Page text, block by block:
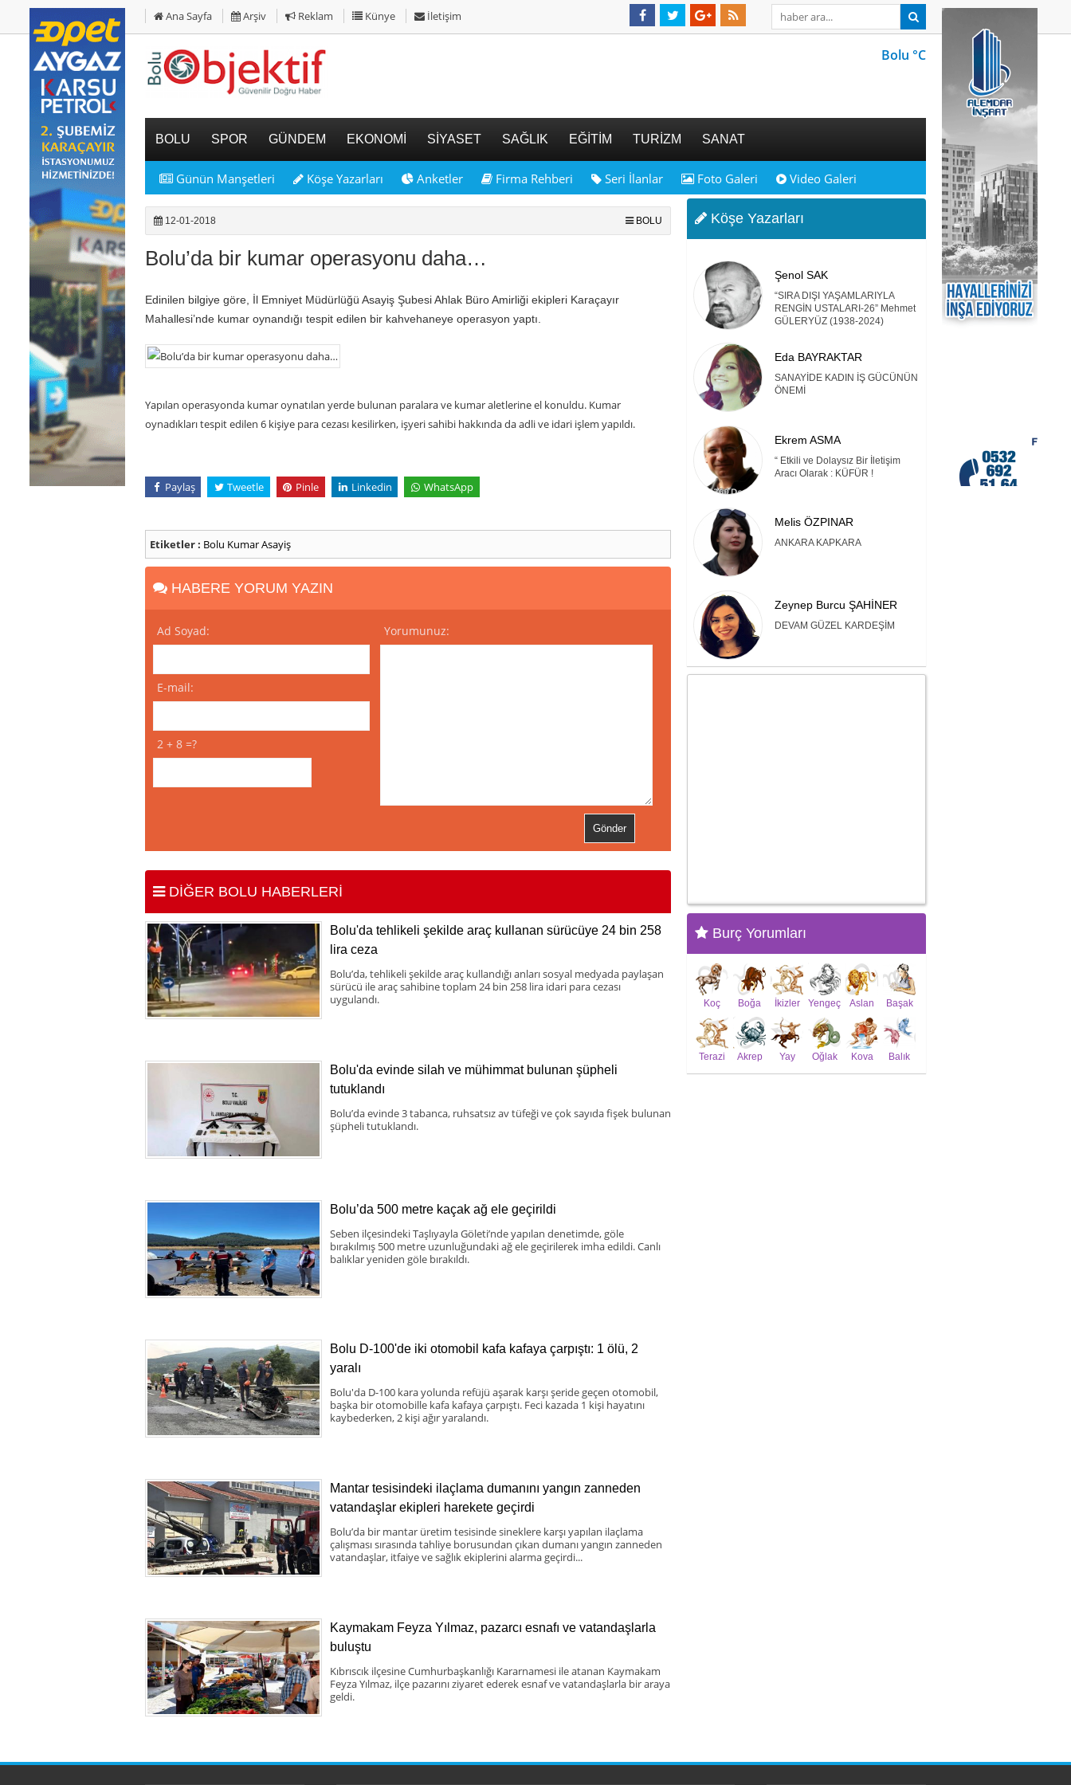
Ana Sayfa Arşiv Reklam Künye İletişim
Bolu °C
BOLU SPOR GÜNDEM EKONOMİ SİYASET SAĞLIK EĞİTİM TURİZM SANAT
Günün Manşetleri Köşe Yazarları Anketler Firma Rehberi Seri İlanlar Foto Galeri Video Galeri
12-01-2018 BOLU
Bolu’da bir kumar operasyonu daha…
Edinilen bilgiye göre, İl Emniyet Müdürlüğü Asayiş Şubesi Ahlak Büro Amirliği ekipleri Karaçayır
Mahallesi’nde kumar oynandığı tespit edilen bir kahvehaneye operasyon yaptı.
Yapılan operasyonda kumar oynatılan yerde bulunan paralara ve kumar aletlerine el konuldu. Kumar
oynadıkları tespit edilen 6 kişiye para cezası kesilirken, işyeri sahibi hakkında da adli ve idari işlem yapıldı.
Paylaş Tweetle Pinle Linkedin WhatsApp
Etiketler : Bolu KumarAsayiş
HABERE YORUM YAZIN
Ad Soyad:
E-mail:
2 + 8 =?
Yorumunuz:
DİĞER BOLU HABERLERİ
Bolu'da tehlikeli şekilde araç kullanan sürücüye 24 bin 258
lira ceza
Bolu’da, tehlikeli şekilde araç kullandığı anları sosyal medyada paylaşan
sürücü ile araç sahibine toplam 24 bin 258 lira idari para cezası
uygulandı.
Bolu'da evinde silah ve mühimmat bulunan şüpheli
tutuklandı
Bolu’da evinde 3 tabanca, ruhsatsız av tüfeği ve çok sayıda fişek bulunan
şüpheli tutuklandı.
Bolu’da 500 metre kaçak ağ ele geçirildi
Seben ilçesindeki Taşlıyayla Göleti’nde yapılan denetimde, göle
bırakılmış 500 metre uzunluğundaki ağ ele geçirilerek imha edildi. Canlı
balıklar yeniden göle bırakıldı.
Bolu D-100'de iki otomobil kafa kafaya çarpıştı: 1 ölü, 2
yaralı
Bolu'da D-100 kara yolunda refüjü aşarak karşı şeride geçen otomobil,
başka bir otomobille kafa kafaya çarpıştı. Feci kazada 1 kişi hayatını
kaybederken, 2 kişi ağır yaralandı.
Mantar tesisindeki ilaçlama dumanını yangın zanneden
vatandaşlar ekipleri harekete geçirdi
Bolu’da bir mantar üretim tesisinde sineklere karşı yapılan ilaçlama
çalışması sırasında tahliye borusundan çıkan dumanı yangın zanneden
vatandaşlar, itfaiye ve sağlık ekiplerini alarma geçirdi...
Kaymakam Feyza Yılmaz, pazarcı esnafı ve vatandaşlarla
buluştu
Kıbrıscık ilçesine Cumhurbaşkanlığı Kararnamesi ile atanan Kaymakam
Feyza Yılmaz, ilçe pazarını ziyaret ederek esnaf ve vatandaşlarla bir araya
geldi.
Köşe Yazarları
Şenol SAK
“SIRA DIŞI YAŞAMLARIYLA
RENGİN USTALARI-26” Mehmet
GÜLERYÜZ (1938-2024)
Eda BAYRAKTAR
SANAYİDE KADIN İŞ GÜCÜNÜN
ÖNEMİ
Ekrem ASMA
“ Etkili ve Dolaysız Bir İletişim
Aracı Olarak : KÜFÜR !
Melis ÖZPINAR
ANKARA KAPKARA
Zeynep Burcu ŞAHİNER
DEVAM GÜZEL KARDEŞİM
Burç Yorumları
Koç Boğa İkizler Yengeç Aslan Başak
Terazi Akrep Yay Oğlak Kova Balık